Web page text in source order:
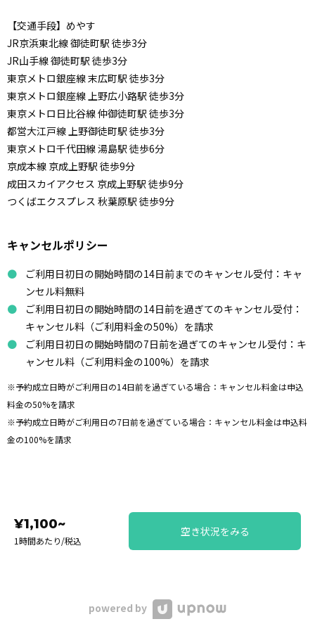
【交通手段】めやす
JR京浜東北線 御徒町駅 徒歩3分
JR山手線 御徒町駅 徒歩3分
東京メトロ銀座線 末広町駅 徒歩3分
東京メトロ銀座線 上野広小路駅 徒歩3分
東京メトロ日比谷線 仲御徒町駅 徒歩3分
都営大江戸線 上野御徒町駅 徒歩3分
東京メトロ千代田線 湯島駅 徒歩6分
京成本線 京成上野駅 徒歩9分
成田スカイアクセス 京成上野駅 徒歩9分
つくばエクスプレス 秋葉原駅 徒歩9分
キャンセルポリシー
ご利用日初日の開始時間の14日前までのキャンセル受付：キャ
ンセル料無料
ご利用日初日の開始時間の14日前を過ぎてのキャンセル受付：
キャンセル料（ご利用料金の50%）を請求
ご利用日初日の開始時間の7日前を過ぎてのキャンセル受付：キ
ャンセル料（ご利用料金の100%）を請求
※予約成立日時がご利用日の14日前を過ぎている場合：キャンセル料金は申込
料金の50%を請求
※予約成立日時がご利用日の7日前を過ぎている場合：キャンセル料金は申込料
金の100%を請求
¥1,100~
1時間あたり/税込
空き状況をみる
powered by